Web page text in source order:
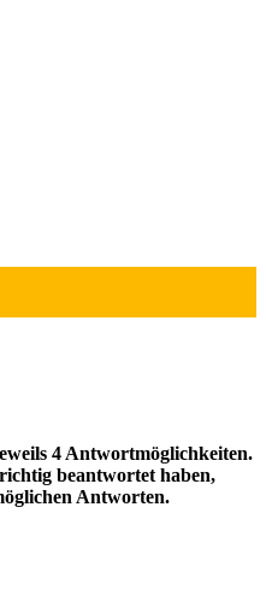
4 Antwortmöglichkeiten.
beantwortet haben,
Antworten.